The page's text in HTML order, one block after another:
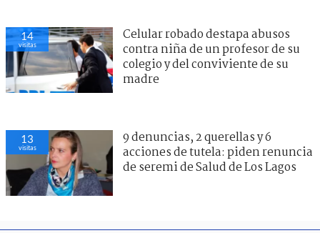
14
visitas
Celular robado destapa abusos
contra niña de un profesor de su
colegio y del conviviente de su
madre
13
visitas
9 denuncias, 2 querellas y 6
acciones de tutela: piden renuncia
de seremi de Salud de Los Lagos